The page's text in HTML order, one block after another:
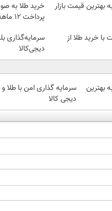
قیمت بازار
خرید طلا به
پرداخت 12 ماهه )
با خرید طلا از
سرمایه‌گذاری
دیجی‌کالا
بهترین
سرمایه گذاری امن با طلا و
دیجی کالا